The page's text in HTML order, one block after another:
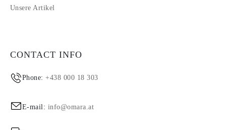
Unsere Artikel
CONTACT INFO
Phone:+438 000 18 303
E-mail: info@omara.at